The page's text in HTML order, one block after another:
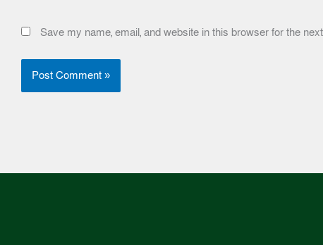
Save my name, email, and website in this browser for the